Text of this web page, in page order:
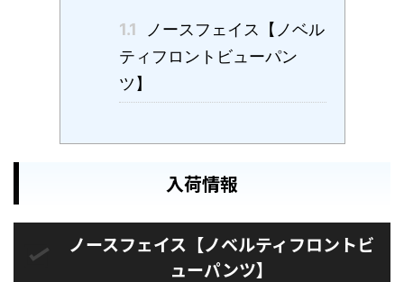
1.1
ノースフェイス【ノベル
ティフロントビューパン
ツ】
入荷情報
ノースフェイス【ノベルティフロントビ
ューパンツ】